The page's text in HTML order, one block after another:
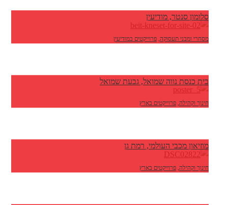
סלומון סנטר, מודיעין
מסחרי ומבני תעסוקה פרוייקטים במודיעין
בית כנסת נווה שמואל, גבעת שמואל
חינוך וקהילה, פרוייקטים בארץ
מוזיאון מכבי העולמי, רמת גן
חינוך וקהילה, פרוייקטים בארץ